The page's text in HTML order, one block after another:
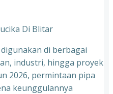
Di Blitar
di berbagai
industri, hingga proyek
2026, permintaan pipa
keunggulannya